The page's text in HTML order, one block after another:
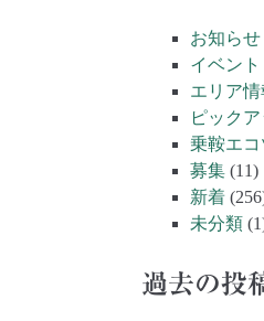
お知らせ
イベント
エリア情
ピック
乗鞍エ
募集 (11)
新着
未分類
過去の投